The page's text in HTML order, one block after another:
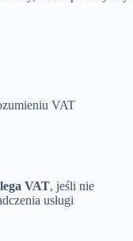
VAT
VAT, jeśli nie
usługi